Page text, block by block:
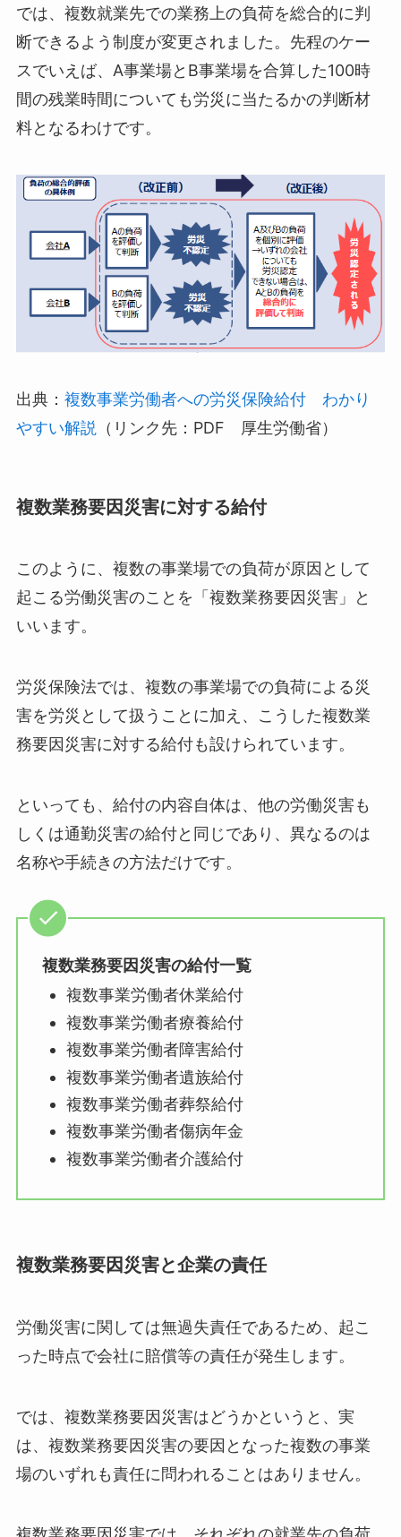
では、複数就業先での業務上の負荷を総合的に判
断できるよう制度が変更されました。先程のケー
スでいえば、A事業場とB事業場を合算した100時
間の残業時間についても労災に当たるかの判断材
料となるわけです。
出典： 複数事業労働者への労災保険給付 わかり
やすい解説 （リンク先：PDF 厚生労働省）
複数業務要因災害に対する給付
このように、複数の事業場での負荷が原因として
起こる労働災害のことを「複数業務要因災害」と
いいます。
労災保険法では、複数の事業場での負荷による災
害を労災として扱うことに加え、こうした複数業
務要因災害に対する給付も設けられています。
といっても、給付の内容自体は、他の労働災害も
しくは通勤災害の給付と同じであり、異なるのは
名称や手続きの方法だけです。
複数業務要因災害の給付一覧
複数事業労働者休業給付
複数事業労働者療養給付
複数事業労働者障害給付
複数事業労働者遺族給付
複数事業労働者葬祭給付
複数事業労働者傷病年金
複数事業労働者介護給付
複数業務要因災害と企業の責任
労働災害に関しては無過失責任であるため、起こ
った時点で会社に賠償等の責任が発生します。
では、複数業務要因災害はどうかというと、実
は、複数業務要因災害の要因となった複数の事業
場のいずれも責任に問われることはありません。